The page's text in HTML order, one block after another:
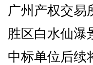
广州产权交易
胜区白水仙瀑
中标单位后续